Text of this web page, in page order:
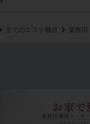
全てのエステ機器 業務用